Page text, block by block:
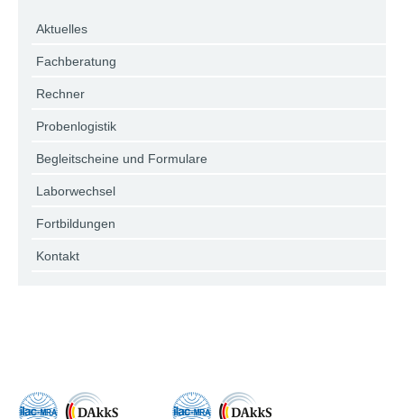
Aktuelles
Fachberatung
Rechner
Probenlogistik
Begleitscheine und Formulare
Laborwechsel
Fortbildungen
Kontakt